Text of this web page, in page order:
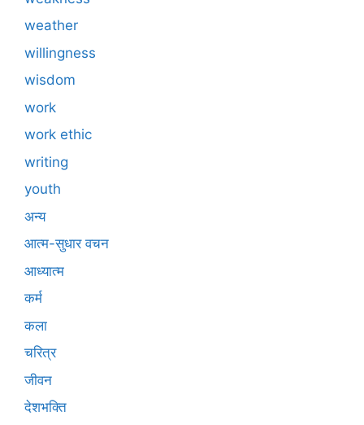
weather
willingness
wisdom
work
work ethic
writing
youth
अन्य
आत्म-सुधार वचन
आध्यात्म
कर्म
कला
चरित्र
जीवन
देशभक्ति